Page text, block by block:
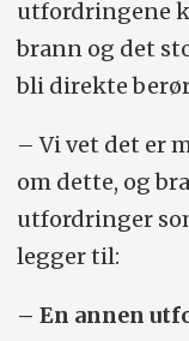
utfordringene
brann og det
bli direkte
– Vi vet det er
om dette, og
utfordringer
legger til:
– En annen